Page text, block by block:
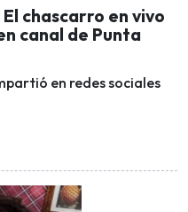
chascarro en vivo
canal de Punta
en redes sociales